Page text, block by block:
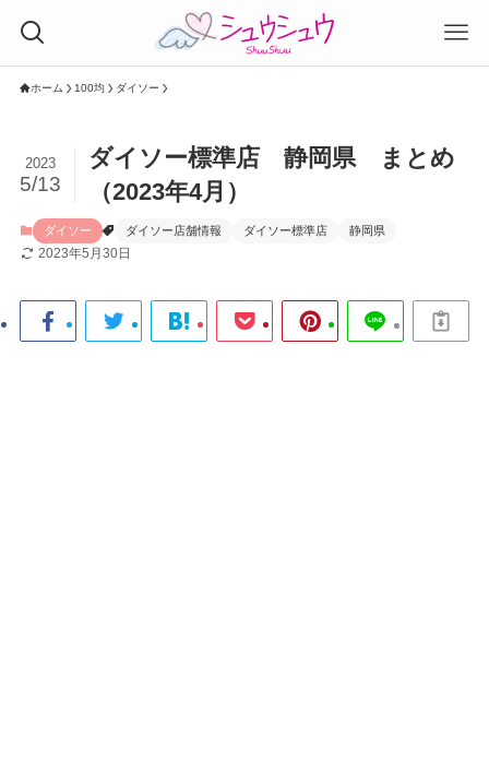
ホーム 100均 ダイソー
ダイソー標準店 静岡県 まとめ
（2023年4月）
2023
5/13
ダイソー ダイソー店舗情報 ダイソー標準店 静岡県
2023年5月30日